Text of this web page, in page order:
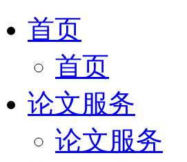
首页
首页
论文服务
论文服务